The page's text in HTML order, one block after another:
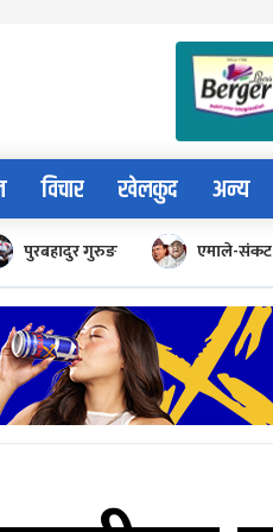
विचार खेलकुद अन्य
पुरबहादुर गुरुङ एमाले-संकट